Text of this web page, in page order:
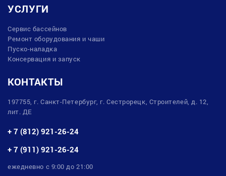
УСЛУГИ
Сервис бассейнов
Ремонт оборудования и чаши
Пуско-наладка
Консервация и запуск
КОНТАКТЫ
197755, г. Санкт-Петербург, г. Сестрорецк, Строителей, д. 12,
лит. ДЕ
+ 7 (812) 921-26-24
+ 7 (911) 921-26-24
ежедневно с 9:00 до 21:00